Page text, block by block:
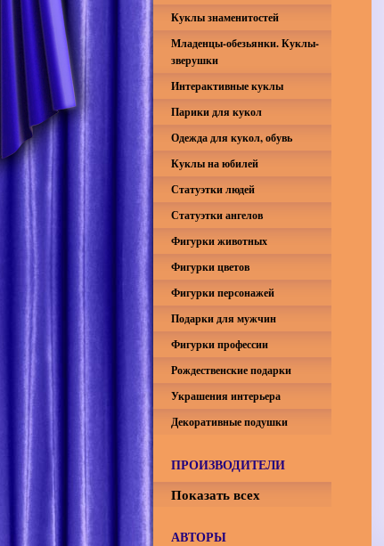
Куклы знаменитостей
Младенцы-обезьянки. Куклы-
зверушки
Интерактивные куклы
Парики для кукол
Одежда для кукол, обувь
Куклы на юбилей
Статуэтки людей
Статуэтки ангелов
Фигурки животных
Фигурки цветов
Фигурки персонажей
Подарки для мужчин
Фигурки профессии
Рождественские подарки
Украшения интерьера
Декоративные подушки
ПРОИЗВОДИТЕЛИ
Показать всех
АВТОРЫ